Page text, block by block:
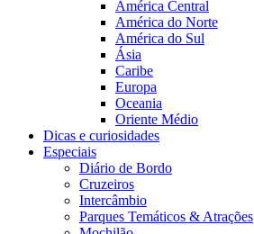
América Central
América do Norte
América do Sul
Ásia
Caribe
Europa
Oceania
Oriente Médio
Dicas e curiosidades
Especiais
Diário de Bordo
Cruzeiros
Intercâmbio
Parques Temáticos & Atrações